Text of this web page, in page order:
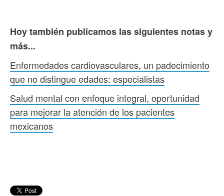
Hoy también publicamos las siguientes notas y
más...
Enfermedades cardiovasculares, un padecimiento
que no distingue edades: especialistas
Salud mental con enfoque integral, oportunidad
para mejorar la atención de los pacientes
mexicanos